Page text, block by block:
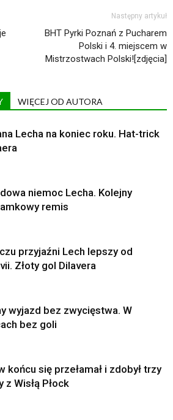
Następny artykuł
BHT Pyrki Poznań z Pucharem
Polski i 4. miejscem w
Mistrzostwach Polski![zdjęcia]
WIĘCEJ OD AUTORA
Lecha na koniec roku. Hat-trick
niemoc Lecha. Kolejny
remis
przyjaźni Lech lepszy od
Złoty gol Dilavera
wyjazd bez zwycięstwa. W
bez goli
końcu się przełamał i zdobył trzy
z Wisłą Płock